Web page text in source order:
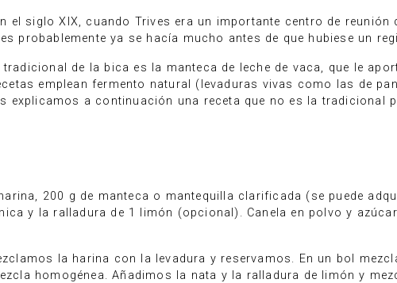
el siglo XIX, cuando Trives era un importante centro de
probablemente ya se hacía mucho antes de que hubiese un
de la bica es la manteca de leche de vaca, que le
emplean fermento natural (levaduras vivas como las de
explicamos a continuación una receta que no es la tradicional
200 g de manteca o mantequilla clarificada (se puede
y la ralladura de 1 limón (opcional). Canela en polvo y
la harina con la levadura y reservamos. En un bol
homogénea. Añadimos la nata y la ralladura de limón y